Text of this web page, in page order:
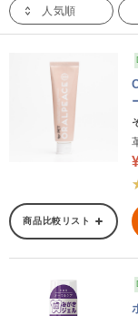
人気順
商品比較リスト